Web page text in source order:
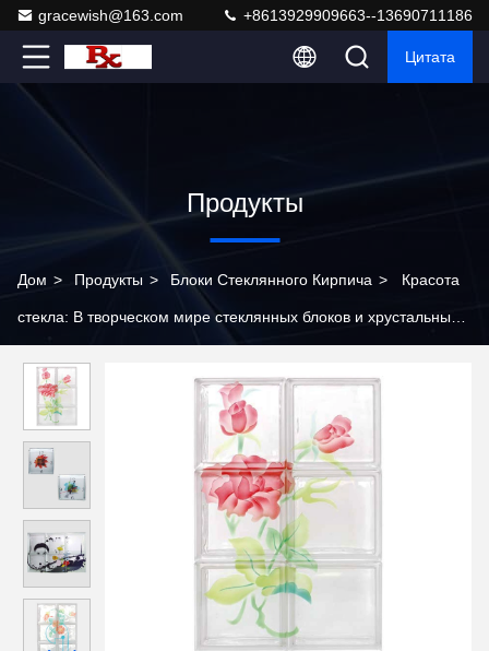
gracewish@163.com +8613929909663--13690711186
Цитата
Продукты
Дом > Продукты > Блоки Стеклянного Кирпича > Красота
стекла: В творческом мире стеклянных блоков и хрустальных